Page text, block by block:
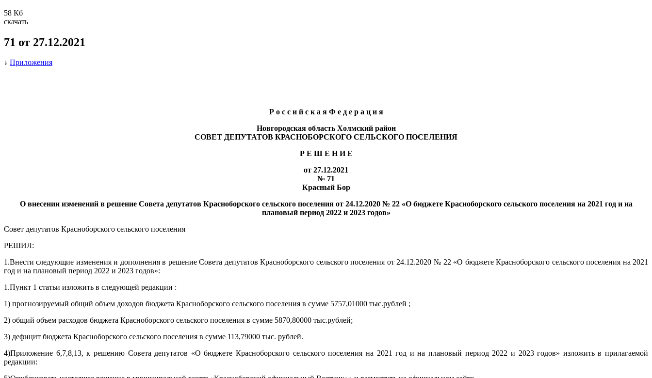
58 Кб
скачать
71 от 27.12.2021
↓ Приложения
Р о с с и й с к а я Ф е д е р а ц и я
Новгородская область Холмский район
СОВЕТ ДЕПУТАТОВ КРАСНОБОРСКОГО СЕЛЬСКОГО ПОСЕЛЕНИЯ
Р Е Ш Е Н И Е
от 27.12.2021
№ 71
Красный Бор
О внесении изменений в решение Совета депутатов Красноборского сельского поселения от 24.12.2020 № 22 «О бюджете Красноборского сельского поселения на 2021 год и на
плановый период 2022 и 2023 годов»
Совет депутатов Красноборского сельского поселения
РЕШИЛ:
1.Внести следующие изменения и дополнения в решение Совета депутатов Красноборского сельского поселения от 24.12.2020 № 22 «О бюджете Красноборского сельского поселения на 2021
год и на плановый период 2022 и 2023 годов»:
1.Пункт 1 статьи изложить в следующей редакции :
1) прогнозируемый общий объем доходов бюджета Красноборского сельского поселения в сумме 5757,01000 тыс.рублей ;
2) общий объем расходов бюджета Красноборского сельского поселения в сумме 5870,80000 тыс.рублей;
3) дефицит бюджета Красноборского сельского поселения в сумме 113,79000 тыс. рублей.
4)Приложение 6,7,8,13, к решению Совета депутатов «О бюджете Красноборского сельского поселения на 2021 год и на плановый период 2022 и 2023 годов» изложить в прилагаемой
редакции: